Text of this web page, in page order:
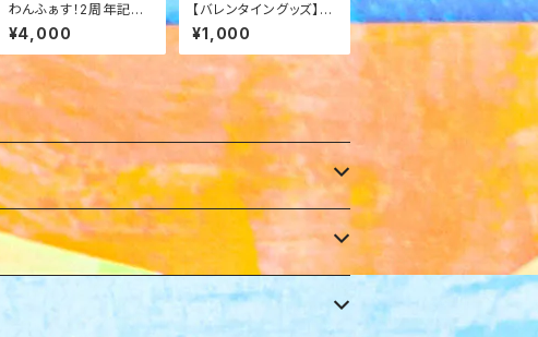
わんふぁす！2周年記念
Tシャツ
¥4,000
【バレンタイングッズ】ブ
ロマイド
¥1,000